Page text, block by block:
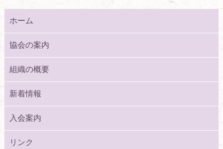
ホーム
協会の案内
組織の概要
新着情報
入会案内
リンク